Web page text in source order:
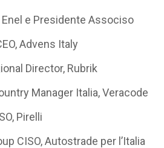
Enel e Presidente Associso
Advens Italy
Director, Rubrik
Manager Italia, Veracode
Pirelli
CISO, Autostrade per l’Italia